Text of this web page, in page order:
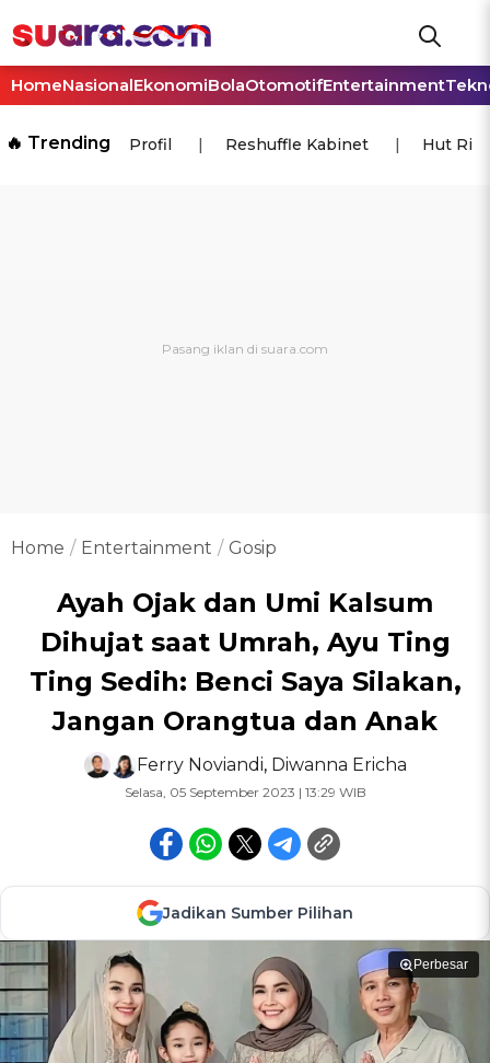
HomeNasionalEkonomiBolaOtomotifEntertainment
🔥 Trending Profil Reshuffle Kabinet Hut Ri
Home Entertainment Gosip
Ayah Ojak dan Umi Kalsum
Dihujat saat Umrah, Ayu Ting
Ting Sedih: Benci Saya Silakan,
Jangan Orangtua dan Anak
Ferry Noviandi, Diwanna Ericha
Selasa, 05 September 2023 | 13:29 WIB
Jadikan Sumber Pilihan
Perbesar